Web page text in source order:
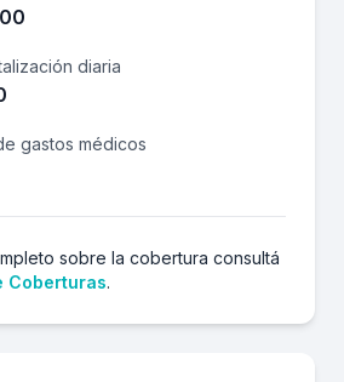
diaria
gastos médicos
sobre la cobertura consultá
Coberturas.